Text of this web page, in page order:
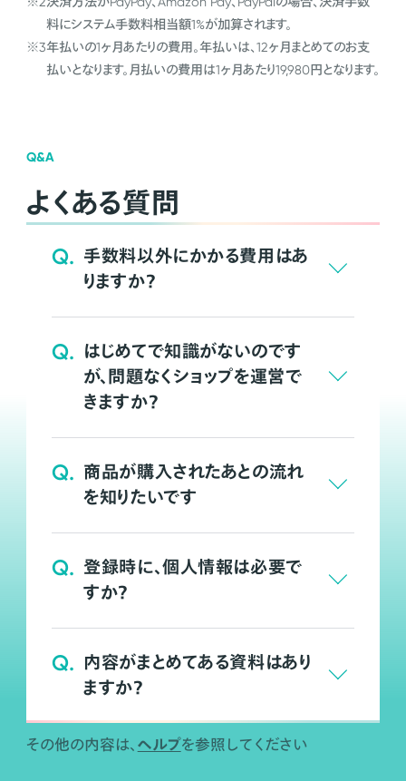
料にシステム手数料相当額1%が加算されます。
※3年払いの1ヶ月あたりの費用。年払いは、12ヶ月まとめてのお支
払いとなります。月払いの費用は1ヶ月あたり19,980円となります。
Q&A
よくある質問
Q. 手数料以外にかかる費用はあ
りますか？
Q. はじめてで知識がないのです
が、問題なくショップを運営で
きますか？
Q. 商品が購入されたあとの流れ
を知りたいです
Q. 登録時に、個人情報は必要で
すか？
Q. 内容がまとめてある資料はあり
ますか？
その他の内容は、 ヘルプを参照してください